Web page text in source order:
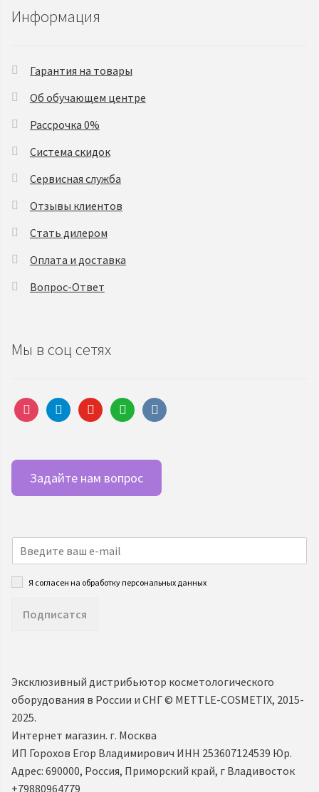
Информация
Гарантия на товары
Об обучающем центре
Рассрочка 0%
Система скидок
Сервисная служба
Отзывы клиентов
Стать дилером
Оплата и доставка
Вопрос-Ответ
Мы в соц сетях
instagramtelegramyoutubewhatsappvkontakte
Задайте нам вопрос
Я согласен на обработку персональных данных
Подписатся
Эксклюзивный дистрибьютор косметологического
оборудования в России и СНГ ©️ METTLE-COSMETIX, 2015-
2025.
Интернет магазин. г. Москва
ИП Горохов Егор Владимирович ИНН 253607124539 Юр.
Адрес: 690000, Россия, Приморский край, г Владивосток
+79880964779